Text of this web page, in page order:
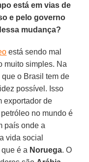
está em vias de
e pelo governo
mudança?
está sendo mal
muito simples. Na
o Brasil tem de
possível. Isso
exportador de
no mundo é
país onde a
vida social
é a Noruega. O